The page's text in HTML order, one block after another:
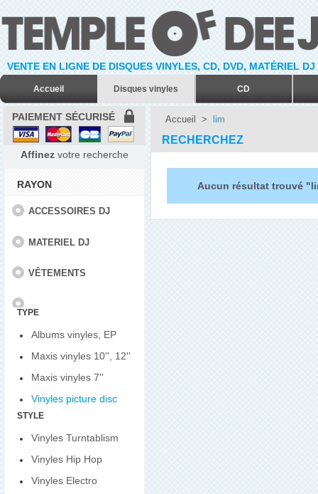
VENTE EN LIGNE DE DISQUES VINYLES, CD, DVD, MATÉRIEL
Accueil Disques vinyles CD
PAIEMENT SÉCURISÉ
Affinez votre recherche
RAYON
ACCESSOIRES DJ
MATERIEL DJ
VÊTEMENTS
TYPE
Albums vinyles, EP
Maxis vinyles 10'', 12''
Maxis vinyles 7''
Vinyles picture disc
STYLE
Vinyles Turntablism
Vinyles Hip Hop
Vinyles Electro
Accueil > lim
RECHERCHEZ
Aucun résultat trouvé